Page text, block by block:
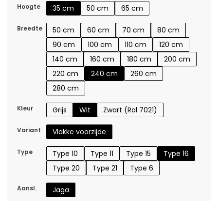
Hoogte
35 cm 50 cm 65 cm
Breedte 50 cm 60 cm 70 cm
80 cm
90 cm
100 cm 110 cm
120 cm
140 cm
160 cm 180 cm
200 cm
220 cm
240 cm
260 cm
280 cm
Kleur Grijs Wit Zwart (Ral 7021)
Variant Vlakke voorzijde
Type Type 10 Type 11 Type 15
Type 16
Type 20
Type 21 Type 6
Aansl. Jaga